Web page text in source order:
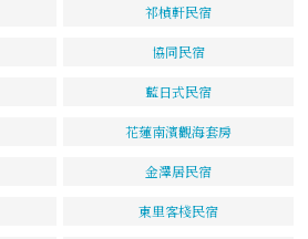
祁楨軒民宿
協同民宿
藍日式民宿
花蓮南濱觀海套房
金澤居民宿
東里客棧民宿